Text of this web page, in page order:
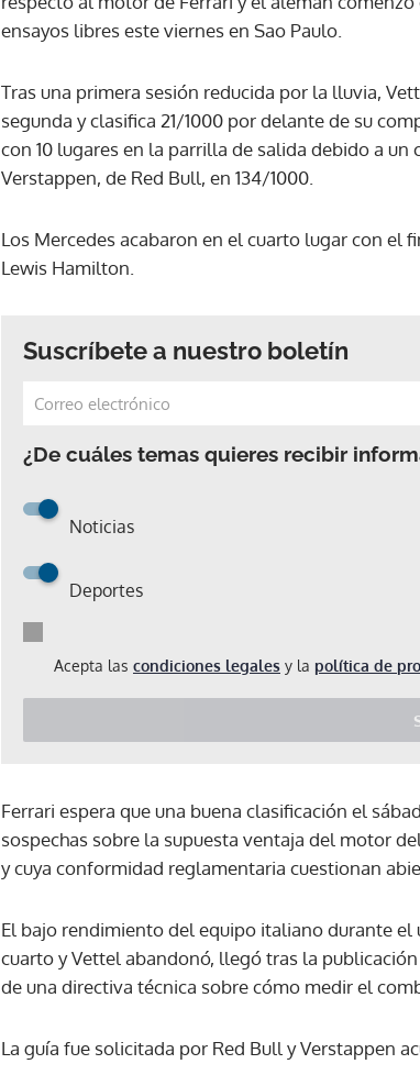
ensayos libres este viernes en Sao Paulo.
Tras una primera sesión reducida por la lluvia,
segunda y clasifica 21/1000 por delante de su
con 10 lugares en la parrilla de salida debido a
Verstappen, de Red Bull, en 134/1000.
Los Mercedes acabaron en el cuarto lugar con
Lewis Hamilton.
Suscríbete a nuestro boletín
¿De cuáles temas quieres recibir
Noticias
Deportes
Acepta las condiciones legales y la política de
Gracias por
Ferrari espera que una buena clasificación el
sospechas sobre la supuesta ventaja del motor
y cuya conformidad reglamentaria cuestionan
El bajo rendimiento del equipo italiano durante
cuarto y Vettel abandonó, llegó tras la
de una directiva técnica sobre cómo medir el
La guía fue solicitada por Red Bull y Verstappen